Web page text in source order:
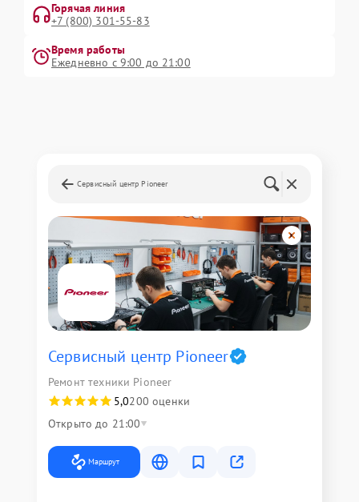
Горячая линия
+7 (800) 301-55-83
Время работы
Ежедневно с 9:00 до 21:00
Сервисный центр Pioneer
Сервисный центр Pioneer
Ремонт техники Pioneer
5,0200 оценки
Открыто до 21:00
Маршрут